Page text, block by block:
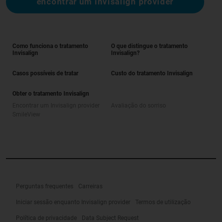
Como funciona o tratamento
Invisalign
O que distingue o tratamento
Invisalign?
Casos possíveis de tratar Custo do tratamento Invisalign
Obter o tratamento Invisalign
Perguntas frequentes Carreiras
Iniciar sessão enquanto Invisalign provider Termos de utilização
Política de privacidade Data Subject Request